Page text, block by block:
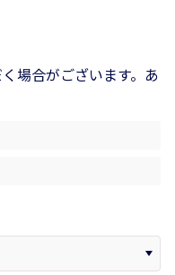
場合がございます。あ